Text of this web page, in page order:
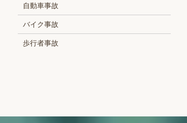
自動車事故
バイク事故
歩行者事故